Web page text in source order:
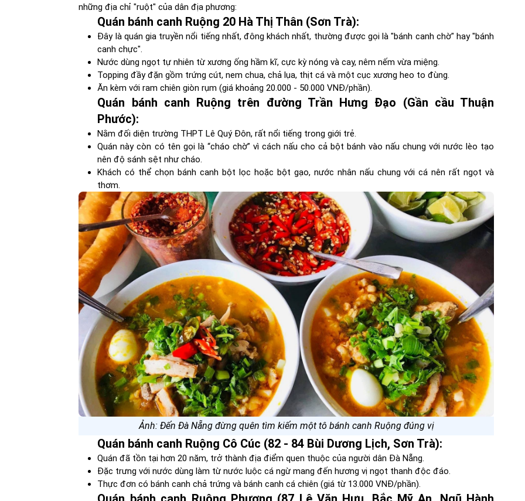
những địa chỉ "ruột" của dân địa phương:
Quán bánh canh Ruộng 20 Hà Thị Thân (Sơn Trà):
Đây là quán gia truyền nổi tiếng nhất, đông khách nhất, thường được gọi là "bánh canh chờ" hay "bánh
canh chực".
Nước dùng ngọt tự nhiên từ xương ống hầm kĩ, cực kỳ nóng và cay, nêm nếm vừa miệng.
Topping đầy đặn gồm trứng cút, nem chua, chả lụa, thịt cá và một cục xương heo to đùng.
Ăn kèm với ram chiên giòn rụm (giá khoảng 20.000 - 50.000 VNĐ/phần).
Quán bánh canh Ruộng trên đường Trần Hưng Đạo (Gần cầu Thuận
Phước):
Nằm đối diện trường THPT Lê Quý Đôn, rất nổi tiếng trong giới trẻ.
Quán này còn có tên gọi là “cháo chờ” vì cách nấu cho cả bột bánh vào nấu chung với nước lèo tạo
nên độ sánh sệt như cháo.
Khách có thể chọn bánh canh bột lọc hoặc bột gạo, nước nhân nấu chung với cá nên rất ngọt và
thơm.
Ảnh: Đến Đà Nẵng đừng quên tìm kiếm một tô bánh canh Ruộng đúng vị
Quán bánh canh Ruộng Cô Cúc (82 - 84 Bùi Dương Lịch, Sơn Trà):
Quán đã tồn tại hơn 20 năm, trở thành địa điểm quen thuộc của người dân Đà Nẵng.
Đặc trưng với nước dùng làm từ nước luộc cá ngừ mang đến hương vị ngọt thanh độc đáo.
Thực đơn có bánh canh chả trứng và bánh canh cá chiên (giá từ 13.000 VNĐ/phần).